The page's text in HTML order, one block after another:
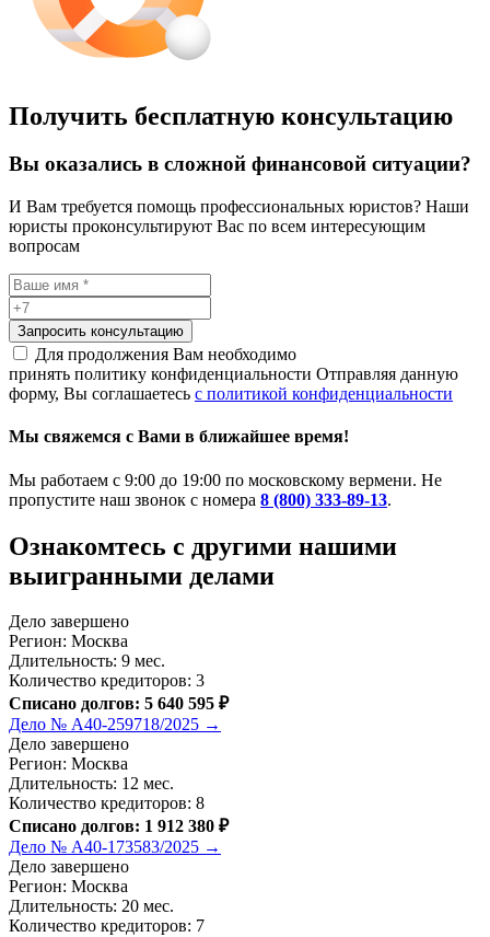
Получить бесплатную консультацию
Вы оказались в сложной финансовой ситуации?
И Вам требуется помощь профессиональных юристов? Наши
юристы проконсультируют Вас по всем интересующим
вопросам
Запросить консультацию
Для продолжения Вам необходимо
принять политику конфиденциальности Отправляя данную
форму, Вы соглашаетесь с политикой конфиденциальности
Мы свяжемся с Вами в ближайшее время!
Мы работаем с 9:00 до 19:00 по московскому вермени. Не
пропустите наш звонок с номера 8 (800) 333-89-13.
Ознакомтесь c другими нашими
выигранными делами
Дело завершено
Регион: Москва
Длительность: 9 мес.
Количество кредиторов: 3
Списано долгов: 5 640 595 ₽
Дело № А40-259718/2025 →
Дело завершено
Регион: Москва
Длительность: 12 мес.
Количество кредиторов: 8
Списано долгов: 1 912 380 ₽
Дело № А40-173583/2025 →
Дело завершено
Регион: Москва
Длительность: 20 мес.
Количество кредиторов: 7